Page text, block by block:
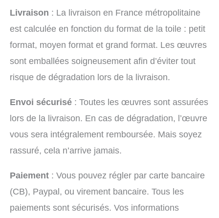
Livraison : La livraison en France métropolitaine
est calculée en fonction du format de la toile : petit
format, moyen format et grand format. Les œuvres
sont emballées soigneusement afin d’éviter tout
risque de dégradation lors de la livraison.
Envoi sécurisé : Toutes les œuvres sont assurées
lors de la livraison. En cas de dégradation, l’œuvre
vous sera intégralement remboursée. Mais soyez
rassuré, cela n’arrive jamais.
Paiement : Vous pouvez régler par carte bancaire
(CB), Paypal, ou virement bancaire. Tous les
paiements sont sécurisés. Vos informations